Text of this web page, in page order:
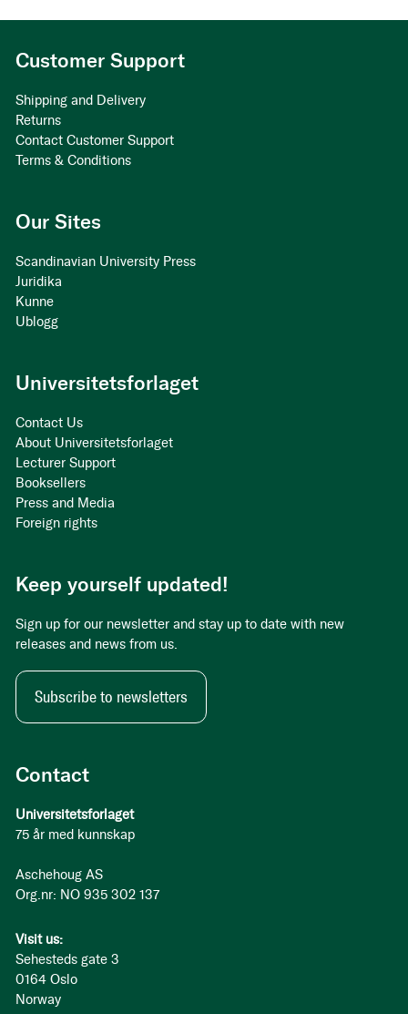
Contact
Universitetsforlaget
75 år med kunnskap
Aschehoug AS
Org.nr: NO 935 302 137
Visit us:
Sehesteds gate 3
0164 Oslo
Norway
Customer Support
Shipping and Delivery
Returns
Contact Customer Support
Terms & Conditions
Our Sites
Scandinavian University Press
Juridika
Kunne
Ublogg
Universitetsforlaget
Contact Us
About Universitetsforlaget
Lecturer Support
Booksellers
Press and Media
Foreign rights
Keep yourself updated!
Sign up for our newsletter and stay up to date with new
releases and news from us.
Subscribe to newsletters